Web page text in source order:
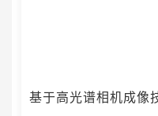
基于高光谱相机成像